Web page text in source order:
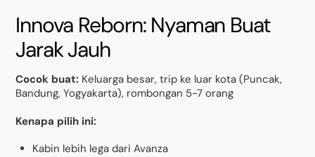
Innova Reborn: Nyaman Buat
Jarak Jauh
Cocok buat: Keluarga besar, trip ke luar kota (Puncak,
Bandung, Yogyakarta), rombongan 5-7 orang
Kenapa pilih ini:
Kabin lebih lega dari Avanza